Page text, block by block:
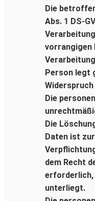
Die
Abs. 1 DS-
vorrangigen
Person legt
Die
Die
Daten ist
dem Recht
erforderlich,
unterliegt.